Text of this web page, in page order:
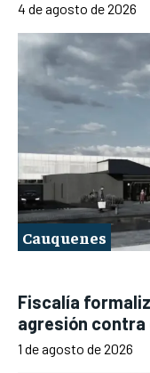
4 de agosto de 2026
Cauquenes
Fiscalía
agresión contra
1 de agosto de 2026